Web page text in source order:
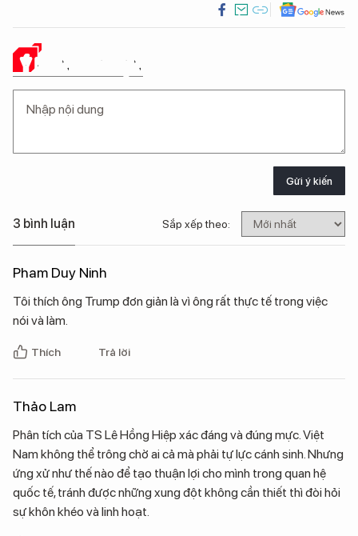
Ý KIẾN CỦA BẠN
Gửi ý kiến
3 bình luận Sắp xếp theo:
Pham Duy Ninh
Tôi thích ông Trump đơn giản là vì ông rất thực tế trong việc
nói và làm.
Thích Trả lời
Thảo Lam
Phân tích của TS Lê Hồng Hiệp xác đáng và đúng mực. Việt
Nam không thể trông chờ ai cả mà phải tự lực cánh sinh. Nhưng
ứng xử như thế nào để tạo thuận lợi cho mình trong quan hệ
quốc tế, tránh được những xung đột không cần thiết thì đòi hỏi
sự khôn khéo và linh hoạt.